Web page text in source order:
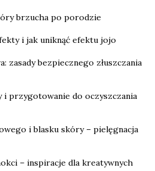
brzucha po porodzie
i jak uniknąć efektu jojo
zasady bezpiecznego złuszczania
i przygotowanie do oczyszczania
i blasku skóry – pielęgnacja
– inspiracje dla kreatywnych